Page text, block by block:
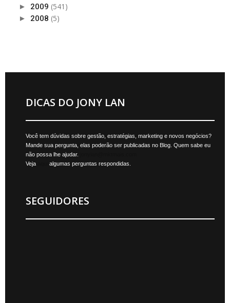
► 2009 (541)
► 2008 (5)
DICAS DO JONY LAN
Você tem dúvidas sobre gestão, estratégias, marketing e novos negócios?
Mande sua pergunta, elas poderão ser publicadas no Blog. Quem sabe eu
não possa lhe ajudar.
Veja
algumas perguntas respondidas.
SEGUIDORES